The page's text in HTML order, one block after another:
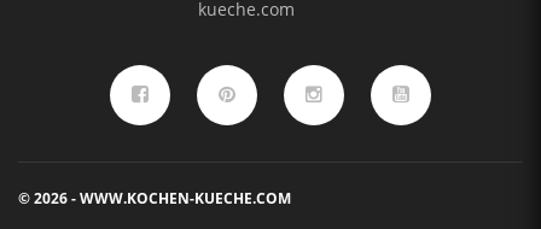
kueche.com
© 2026 - WWW.KOCHEN-KUECHE.COM